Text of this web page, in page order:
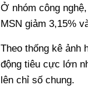
Ở nhóm công
MSN giảm 3,15%
Theo thống kê ảnh
động tiêu cực lớn
lên chỉ số chung.